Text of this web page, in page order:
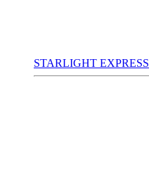
STARLIGHT EXPRESS